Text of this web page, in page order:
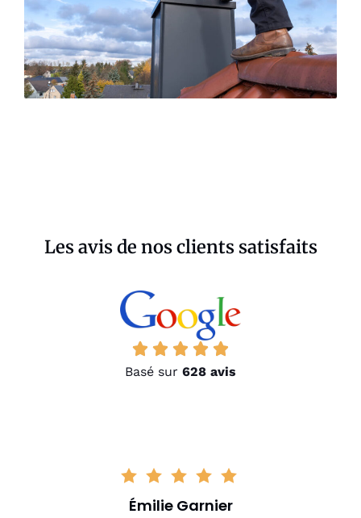
Les avis de nos clients satisfaits
Basé sur 628 avis
Émilie Garnier